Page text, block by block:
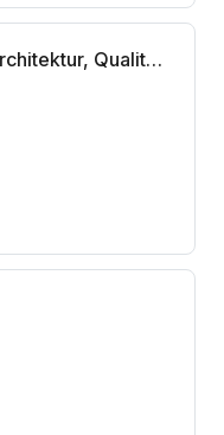
Angular Advanced: Architektur, Qualität & Mono-Repositories